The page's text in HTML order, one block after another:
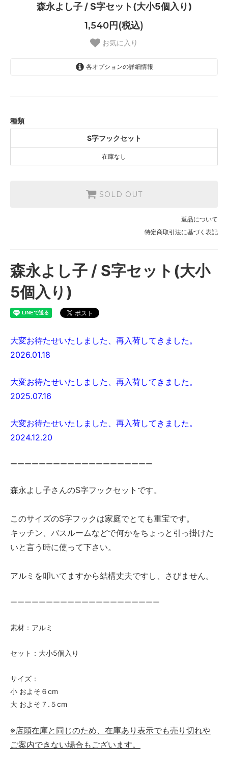
森永よし子 / S字セット(大小5個入り)
1,540円(税込)
お気に入り
各オプションの詳細情報
種類
S字フックセット
在庫なし
SOLD OUT
返品について
特定商取引法に基づく表記
森永よし子 / S字セット(大小
5個入り)
大変お待たせいたしました、再入荷してきました。
2026.01.18
大変お待たせいたしました、再入荷してきました。
2025.07.16
大変お待たせいたしました、再入荷してきました。
2024.12.20
ーーーーーーーーーーーーーーーーーーーー
森永よし子さんのS字フックセットです。
このサイズのS字フックは家庭でとても重宝です。
キッチン、バスルームなどで何かをちょっと引っ掛けた
いと言う時に使って下さい。
アルミを叩いてますから結構丈夫ですし、さびません。
ーーーーーーーーーーーーーーーーーーーーー
素材：アルミ
セット：大小5個入り
サイズ：
小 およそ６cm
大 およそ７.５cm
※店頭在庫と同じのため、在庫あり表示でも売り切れや
ご案内できない場合もございます。